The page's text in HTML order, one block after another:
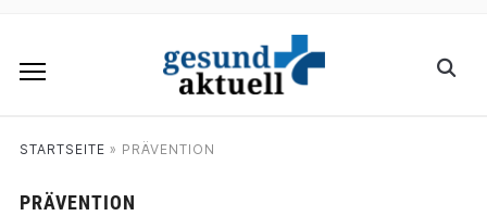
STARTSEITE » PRÄVENTION
PRÄVENTION